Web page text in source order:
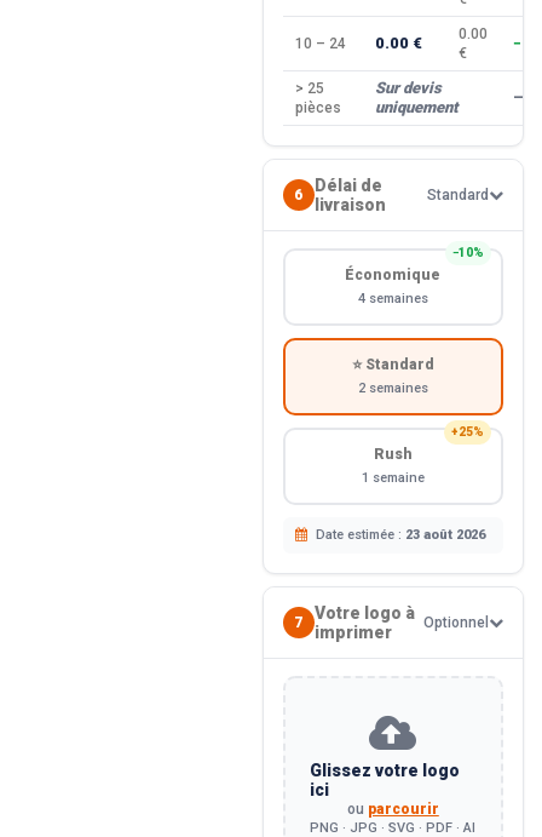
10 – 24 0.00 €
0.00
€
> 25
pièces
Sur devis
uniquement
—
6
Délai de
livraison
Standard
−10%
Économique
4 semaines
⭐ Standard
2 semaines
+25%
Rush
1 semaine
Date estimée : 23 août 2026
7
Votre logo à
imprimer
Optionnel
Glissez votre logo
ici
ou parcourir
PNG · JPG · SVG · PDF · AI